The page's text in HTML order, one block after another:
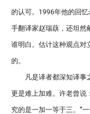
的认可。1996年他的回
手翻译家赵瑞蕻，还坦然
谁明白。估计这种观点对
的。
凡是译者都深知译事之
更是难上加难。许老曾说
究的是一加一等于三。”